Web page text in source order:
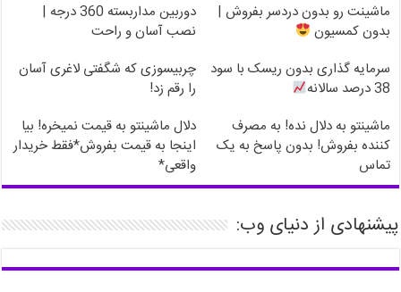
ماشینت رو بدون دردسر بفروش |
بدون کمسیون
دوربین مداربسته 360 درجه |
نصب آسان و راحت
سرمایه گذاری بدون ریسک با سود
38 درصد سالانه
چربیسوزی که شگفتی لاغری آسان
را رقم زد!
ماشینتو به دلال نده! به مصرف
کننده بفروش! بدون پاسخ به یک
تماس
دلال ماشینتو به قیمت نمیخره! بیا
اینجا به قیمت بفروش*فقط خریدار
واقعی*
پیشنهادی از دنیای وب: